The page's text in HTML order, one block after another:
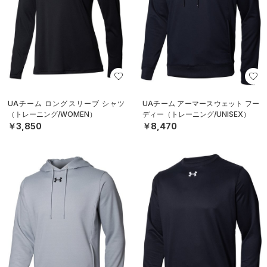
UAチーム ロングスリーブ シャツ
（トレーニング/WOMEN）
￥3,850
UAチーム アーマースウェット フー
ディー（トレーニング/UNISEX）
￥8,470